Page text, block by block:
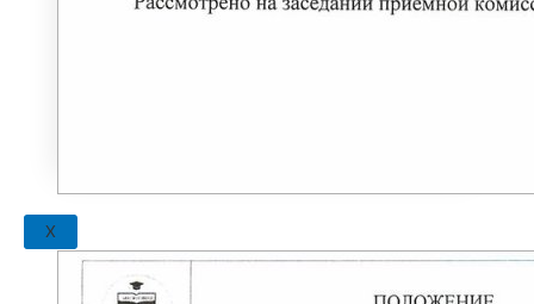
ПРЕПОДАВАТЕЛЯМ
X